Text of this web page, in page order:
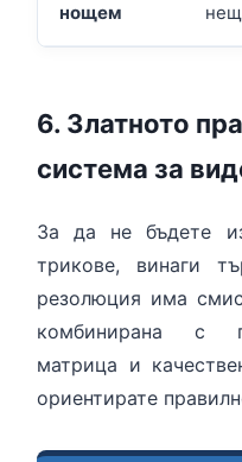
нощем
6. Златното
система за
За да не бъдете
трикове, винаги
резолюция има
комбинирана с
матрица и
ориентирате